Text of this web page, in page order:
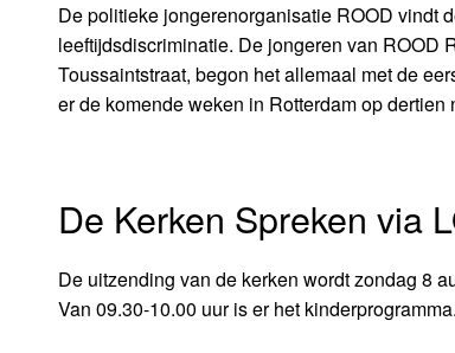
De politieke jongerenorganisatie ROOD vindt
leeftijdsdiscriminatie. De jongeren van ROOD
Toussaintstraat, begon het allemaal met de
er de komende weken in Rotterdam op
De Kerken Spreken via
De uitzending van de kerken wordt zondag 8
Van 09.30-10.00 uur is er het kinderprogramma.